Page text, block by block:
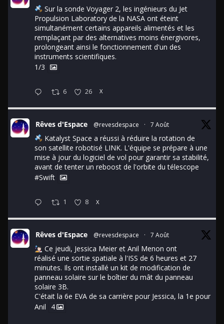
Sur la sonde Voyager 2, les ingénieurs du Jet
Propulsion Laboratory de la NASA ont éteint
simultanément certains appareils alimentés et les
remplaçant par des alternatives moins énergivores,
prolongeant ainsi le fonctionnement d'un des
instruments scientifiques.
1/3
6 26 X
Rêves d'Espace @revesdespace · 7 Août
Katalyst Space a réussi à réduire la rotation de
son satellite robotisé LINK. L'équipe se prépare à une
mise à jour du logiciel de vol pour garantir sa stabilité,
avant de tenter un reboost de l'orbite du télescope
#Swift
1 8 X
Rêves d'Espace @revesdespace · 7 Août
Ce jeudi, Jessica Meier et Anil Menon ont
réalisé une sortie spatiale à l'ISS de 6 heures et 27
minutes. Ils ont installé un kit de modification de
panneau solaire sur le boîtier du mât du panneau
solaire 3B.
C'était la 6e EVA de sa carrière pour Jessica, la 1e pour
Anil
4